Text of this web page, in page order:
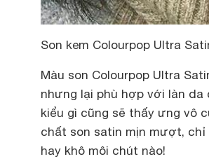
Son kem Colourpop Ultra
Màu son Colourpop Ultra
nhưng lại phù hợp với làn
kiểu gì cũng sẽ thấy ưng vô
chất son satin mịn mượt,
hay khô môi chút nào!